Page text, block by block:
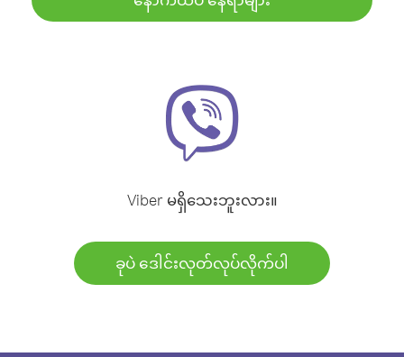
Viber မရှိသေးဘူးလား။
ခုပဲ ဒေါင်းလုတ်လုပ်လိုက်ပါ